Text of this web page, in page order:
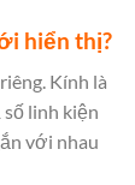
hiển thị?
Kính là
linh kiện
với nhau